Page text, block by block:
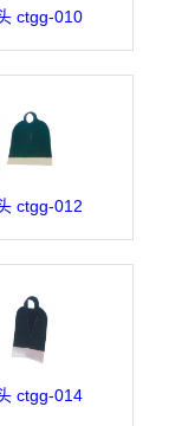
ctgg-010
ctgg-012
ctgg-014